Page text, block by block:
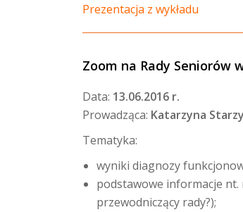
Prezentacja z wykładu
Zoom na Rady Seniorów
Data: 13.06.2016 r.
Prowadząca: Katarzyna
Tematyka:
wyniki diagnozy
podstawowe informacje
przewodniczący rady?);